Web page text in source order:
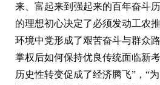
来、富起来到强起来的百年奋斗
的理想初心决定了必须发动工农
环境中党形成了艰苦奋斗与群众
掌权后如何保持优良传统面临新
历史性转变促成了经济腾飞”，“为